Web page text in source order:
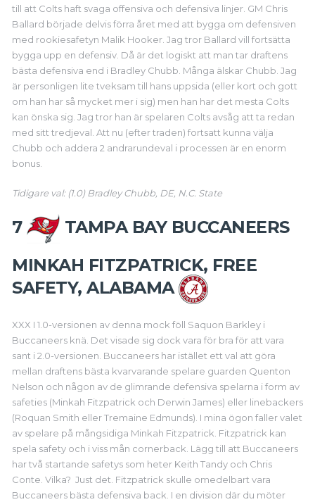
till att Colts haft svaga offensiva och defensiva linjer. GM Chris
Ballard började delvis förra året med att bygga om defensiven
med rookiesafetyn Malik Hooker. Jag tror Ballard vill fortsätta
bygga upp en defensiv. Då är det logiskt att man tar draftens
bästa defensiva end i Bradley Chubb. Många älskar Chubb. Jag
är personligen lite tveksam till hans uppsida (eller kort och gott
om han har så mycket mer i sig) men han har det mesta Colts
kan önska sig. Jag tror han är spelaren Colts avsåg att ta redan
med sitt tredjeval. Att nu (efter traden) fortsatt kunna välja
Chubb och addera 2 andrarundeval i processen är en enorm
bonus.
Tidigare val: (1.0) Bradley Chubb, DE, N.C. State
7
TAMPA BAY BUCCANEERS
MINKAH FITZPATRICK, FREE
SAFETY, ALABAMA
XXX I 1.0-versionen av denna mock föll Saquon Barkley i
Buccaneers knä. Det visade sig dock vara för bra för att vara
sant i 2.0-versionen. Buccaneers har istället ett val att göra
mellan draftens bästa kvarvarande spelare guarden Quenton
Nelson och någon av de glimrande defensiva spelarna i form av
safeties (Minkah Fitzpatrick och Derwin James) eller linebackers
(Roquan Smith eller Tremaine Edmunds). I mina ögon faller valet
av spelare på mångsidiga Minkah Fitzpatrick. Fitzpatrick kan
spela safety och i viss mån cornerback. Lägg till att Buccaneers
har två startande safetys som heter Keith Tandy och Chris
Conte. Vilka? Just det. Fitzpatrick skulle omedelbart vara
Buccaneers bästa defensiva back. I en division där du möter